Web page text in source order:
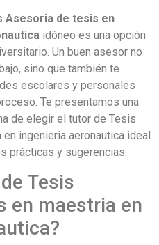
Asesoria de tesis en
idóneo es una opción
Un buen asesor no
sino que también te
escolares y personales
Te presentamos una
de elegir el tutor de Tesis
ingenieria aeronautica ideal
prácticas y sugerencias.
Tesis
en maestria en